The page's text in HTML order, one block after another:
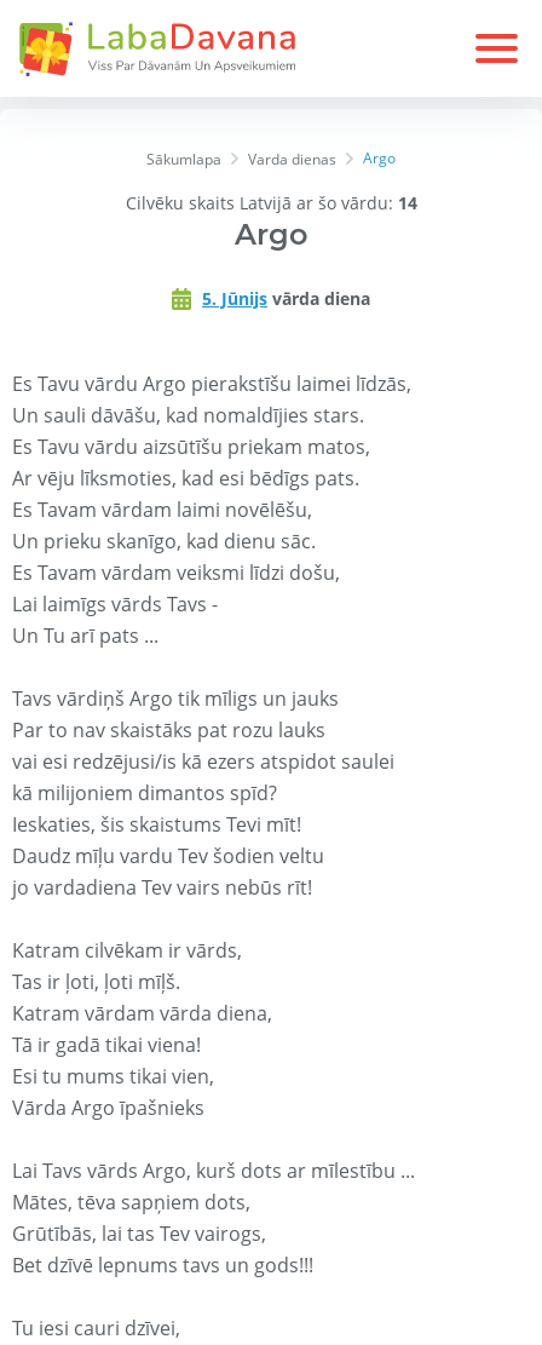
Sākumlapa Varda dienas Argo
Cilvēku skaits Latvijā ar šo vārdu: 14
Argo
5. Jūnijs vārda diena
Es Tavu vārdu Argo pierakstīšu laimei līdzās,
Un sauli dāvāšu, kad nomaldījies stars.
Es Tavu vārdu aizsūtīšu priekam matos,
Ar vēju līksmoties, kad esi bēdīgs pats.
Es Tavam vārdam laimi novēlēšu,
Un prieku skanīgo, kad dienu sāc.
Es Tavam vārdam veiksmi līdzi došu,
Lai laimīgs vārds Tavs -
Un Tu arī pats ...
Tavs vārdiņš Argo tik mīligs un jauks
Par to nav skaistāks pat rozu lauks
vai esi redzējusi/is kā ezers atspidot saulei
kā milijoniem dimantos spīd?
Ieskaties, šis skaistums Tevi mīt!
Daudz mīļu vardu Tev šodien veltu
jo vardadiena Tev vairs nebūs rīt!
Katram cilvēkam ir vārds,
Tas ir ļoti, ļoti mīļš.
Katram vārdam vārda diena,
Tā ir gadā tikai viena!
Esi tu mums tikai vien,
Vārda Argo īpašnieks
Lai Tavs vārds Argo, kurš dots ar mīlestību ...
Mātes, tēva sapņiem dots,
Grūtībās, lai tas Tev vairogs,
Bet dzīvē lepnums tavs un gods!!!
Tu iesi cauri dzīvei,